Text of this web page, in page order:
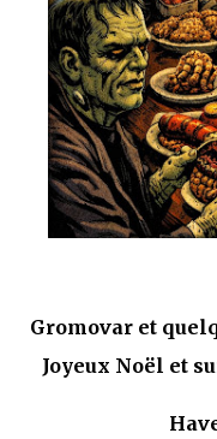
Gromovar et
Joyeux Noël et